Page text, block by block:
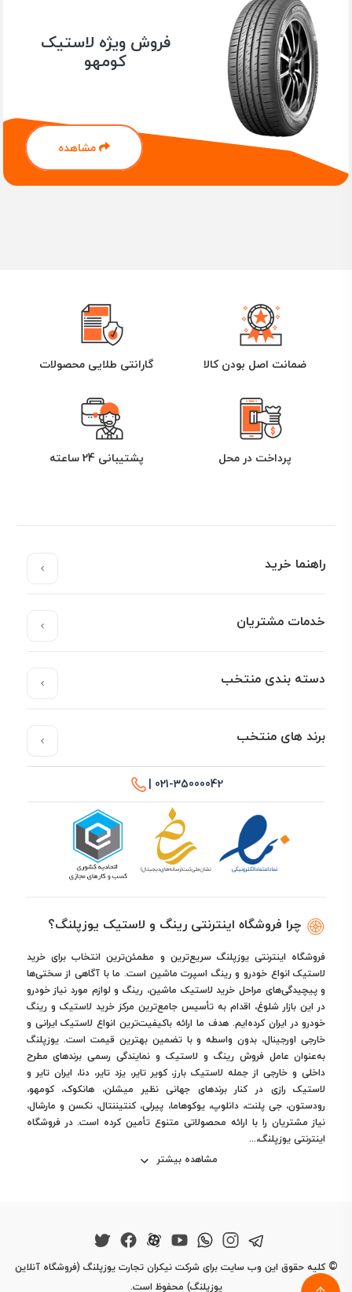
انگل را با ضمانت اصالت، قیمت رقابتی و ارسال سریع خریداری
کنید. برای انتخاب سایز مناسب خودرو خود و مشاوره تخصصی،
از تیم پشتیبانی ما کمک بگیرید.
شرکت لاستیک تری انگل در سال 1976 با هدف تولید لاستیک و
تجهیرات مرتبط به خودرو در شاندونگ چین تاسیس شد.
در سال های اخیر تری انگل بیشتر در تحقیق و توسعه متمرکز
شده است و با همکاری گسترده و مشاوره تحقیقاتی با دانشگاه
ها در جهت تبدیل شدن به شرکتی پیشرو در تکنولوژی صنعت
تایر گام برداشته و توانسته با موفقیت در تست های شرکت
های معتبری همچون گودیر ، کاترپیلار و ولوو به شریک تجاری
توانسته در بازار های بسیاری از کشور های آسیایی و اروپایی
موفقیت های چشم گیری داشته باشد. لاستیک تری انگل در
رده چهاردهمین تولید کننده برتر صنعت تولید لاستیک خودرو
قرار دارد.
چینی درجه یک شناخته می شود و توانسته به خوبی نیاز های
مصرف کنندگان را برآورده کند.فروشگاه یوزپلنگ یکی از
نمایندگان فروش لاستیک تری انگل در ایران است.
فروش ویژه لاستیک
کومهو
مشاهده
ضمانت اصل بودن کالا گارانتی طلایی محصولات
پرداخت در محل پشتیبانی 24 ساعته
راهنما خرید
خدمات مشتریان
دسته بندی منتخب
برند های منتخب
021-35000042 |
چرا فروشگاه اینترنتی رینگ و لاستیک یوزپلنگ؟
فروشگاه اینترنتی یوزپلنگ سریع‌ترین و مطمئن‌ترین انتخاب برای خرید
لاستیک انواع خودرو و رینگ اسپرت ماشین است. ما با آگاهی از سختی‌ها
و پیچیدگی‌های مراحل خرید لاستیک ماشین، رینگ و لوازم مورد نیاز خودرو
در این بازار شلوغ، اقدام به تأسیس جامع‌ترین مرکز خرید لاستیک و رینگ
خودرو در ایران کرده‌ایم. هدف ما ارائه باکیفیت‌ترین انواع لاستیک ایرانی و
خارجی اورجینال، بدون واسطه و با تضمین بهترین قیمت است. یوزپلنگ
به‌عنوان عامل فروش رینگ و لاستیک و نمایندگی رسمی برندهای مطرح
داخلی و خارجی از جمله لاستیک بارز، کویر تایر، یزد تایر، دنا، ایران تایر و
لاستیک رازی در کنار برندهای جهانی نظیر میشلن، هانکوک، کومهو،
رودستون، جی پلنت، دانلوپ، یوکوهاما، پیرلی، کنتیننتال، نکسن و مارشال،
نیاز مشتریان را با ارائه محصولاتی متنوع تأمین کرده است. در فروشگاه
اینترنتی یوزپلنگ،...
مشاهده بیشتر
©کلیه حقوق این وب سایت برای شرکت نیکران تجارت یوزپلنگ (فروشگاه آنلاین
یوزپلنگ) محفوظ است.